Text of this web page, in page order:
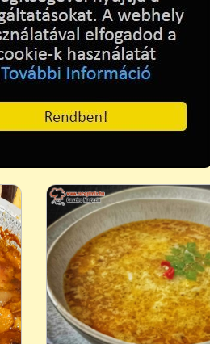
Rizs sültkrumplival,
bazsalikommal szórva